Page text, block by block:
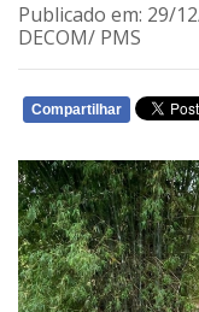
Publicado em: 29/
DECOM/ PMS
Compartilhar